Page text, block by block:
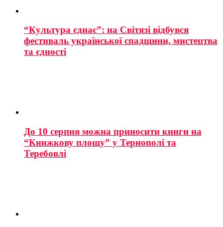
“Культура єднає”: на Світязі відбувся
фестиваль української спадщини, мистецтва
та єдності
До 10 серпня можна приносити книги на
“Книжкову площу” у Тернополі та
Теребовлі